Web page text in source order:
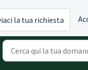
la tua richiesta